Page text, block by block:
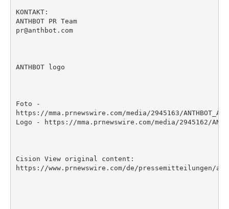
KONTAKT:
ANTHBOT PR Team
pr@anthbot.com
ANTHBOT logo
Foto -
https://mma.prnewswire.com/media/2945163/
Logo - https://mma.prnewswire.com/media/2945162/
Cision View original content:
https://www.prnewswire.com/de/pressemitteilungen/